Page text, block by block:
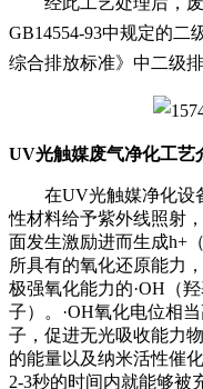
GB14554-93中规定的二
综合排放标准》中二级
UV光触媒废气净化工艺
在UV光触媒净化设
性材料给予紫外线照射
面发生激励进而生成h+
所具有的氧化还原能力
极强氧化能力的·OH（
子）。·OH氧化电位相
子，促进无光吸收能力
的能量以及纳米活性催
2-3秒的时间内就能够被